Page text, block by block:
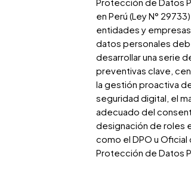
Protección de Datos
en Perú (Ley N°
entidades y
datos personales
desarrollar una serie
preventivas clave,
la gestión proactiva
seguridad digital, el
adecuado del
designación de roles
como el DPO u Oficial
Protección de Datos